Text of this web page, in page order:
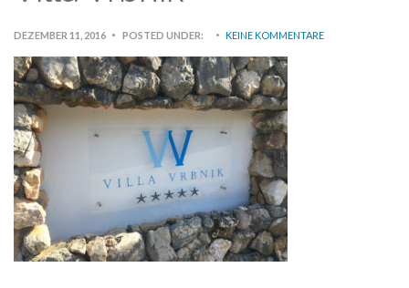
DEZEMBER 11, 2016 POSTED UNDER: KEINE KOMMENTARE